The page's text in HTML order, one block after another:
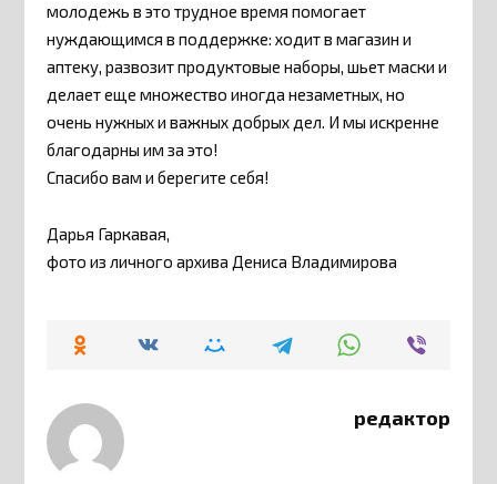
молодежь в это трудное время помогает
нуждающимся в поддержке: ходит в магазин и
аптеку, развозит продуктовые наборы, шьет маски и
делает еще множество иногда незаметных, но
очень нужных и важных добрых дел. И мы искренне
благодарны им за это!
Спасибо вам и берегите себя!
Дарья Гаркавая,
фото из личного архива Дениса Владимирова
редактор